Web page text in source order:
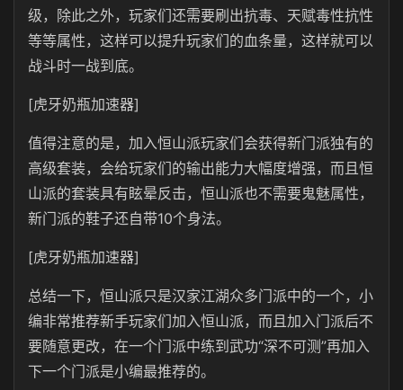
级，除此之外，玩家们还需要刷出抗毒、天赋毒性抗性
等等属性，这样可以提升玩家们的血条量，这样就可以
战斗时一战到底。
[虎牙奶瓶加速器]
值得注意的是，加入恒山派玩家们会获得新门派独有的
高级套装，会给玩家们的输出能力大幅度增强，而且恒
山派的套装具有眩晕反击，恒山派也不需要鬼魅属性，
新门派的鞋子还自带10个身法。
[虎牙奶瓶加速器]
总结一下，恒山派只是汉家江湖众多门派中的一个，小
编非常推荐新手玩家们加入恒山派，而且加入门派后不
要随意更改，在一个门派中练到武功“深不可测”再加入
下一个门派是小编最推荐的。